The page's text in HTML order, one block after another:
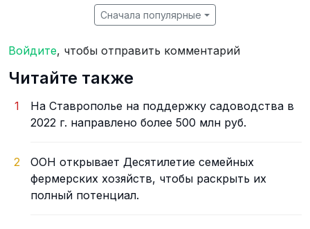
Сначала популярные
Войдите, чтобы отправить комментарий
Читайте также
1
На Ставрополье на поддержку садоводства в
2022 г. направлено более 500 млн руб.
2
ООН открывает Десятилетие семейных
фермерских хозяйств, чтобы раскрыть их
полный потенциал.